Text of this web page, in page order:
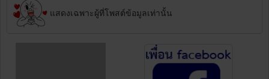
แสดงเฉพาะผู้ที่โพสต์ข้อมูลเท่านั้น